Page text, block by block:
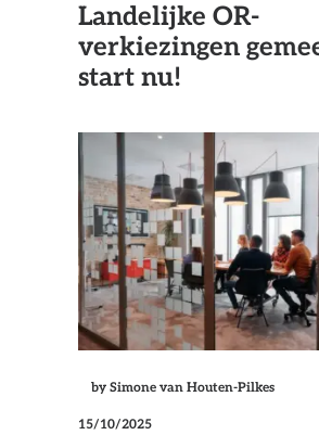
Landelijke OR-
verkiezingen
start nu!
by Simone van Houten-Pilkes
15/10/2025